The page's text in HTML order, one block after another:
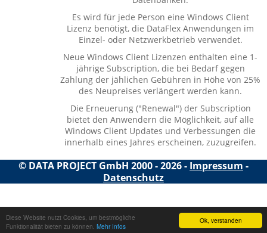
Ok, verstanden
Diese Website nutzt Cookies, um bestmögliche
Funktionalität bieten zu können. Mehr Infos
Es wird für jede Person eine Windows Client
Lizenz benötigt, die DataFlex Anwendungen im
Einzel- oder Netzwerkbetrieb verwendet.
Neue Windows Client Lizenzen enthalten eine 1-
jährige Subscription, die bei Bedarf gegen
Zahlung der jählichen Gebühren in Höhe von 25%
des Neupreises verlängert werden kann.
Die Erneuerung ("Renewal") der Subscription
bietet den Anwendern die Möglichkeit, auf alle
Windows Client Updates und Verbessungen die
innerhalb eines Jahres erscheinen, zuzugreifen.
© DATA PROJECT GmbH 2000 - 2026 - Impressum -
Datenschutz